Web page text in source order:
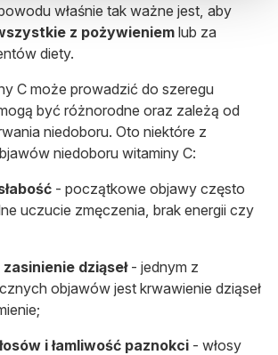
właśnie tak ważne jest, aby
z pożywieniem lub za
diety.
C może prowadzić do szeregu
być różnorodne oraz zależą od
niedoboru. Oto niektóre z
niedoboru witaminy C:
- początkowe objawy często
uczucie zmęczenia, brak energii czy
dziąseł- jednym z
objawów jest krwawienie dziąseł
i łamliwość paznokci - włosy